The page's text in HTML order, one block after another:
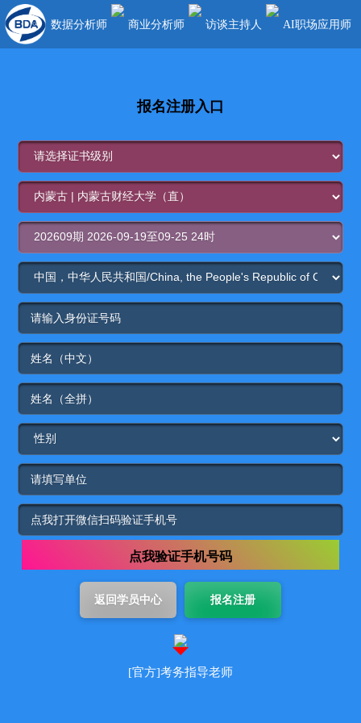
数据分析师 商业分析师 访谈主持人 AI职场应用师
报名注册入口
点我验证手机号码
[官方]考务指导老师